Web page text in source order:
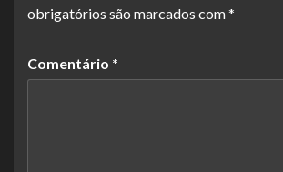
obrigatórios são marcados com*
Comentário *